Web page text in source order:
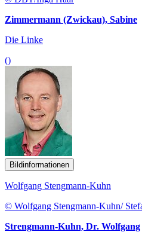
Zimmermann (Zwickau), Sabine
Die Linke
()
Bildinformationen
Wolfgang Stengmann-Kuhn
© Wolfgang Stengmann-Kuhn/
Strengmann-Kuhn, Dr. Wolfgang